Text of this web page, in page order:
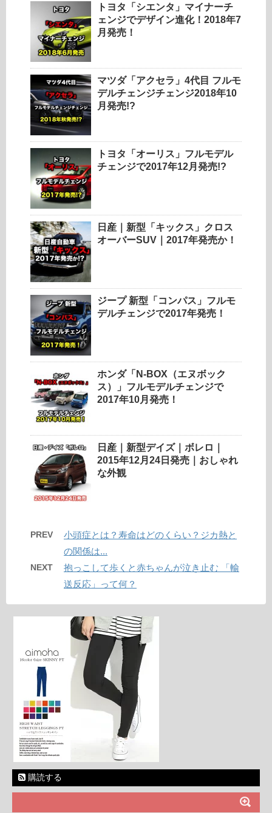
トヨタ「シエンタ」マイナーチ
ェンジでデザイン進化！2018年7
月発売！
マツダ「アクセラ」4代目 フルモ
デルチェンジチェンジ2018年10
月発売!?
トヨタ「オーリス」フルモデル
チェンジで2017年12月発売!?
日産｜新型「キックス」クロス
オーバーSUV｜2017年発売か！
ジープ 新型「コンパス」フルモ
デルチェンジで2017年発売！
ホンダ「N-BOX（エヌボック
ス）」フルモデルチェンジで
2017年10月発売！
日産｜新型デイズ｜ボレロ｜
2015年12月24日発売｜おしゃれ
な外観
PREV
小頭症とは？寿命はどのくらい？ジカ熱と
の関係は...
NEXT
抱っこして歩くと赤ちゃんが泣き止む 「輸
送反応」って何？
購読する